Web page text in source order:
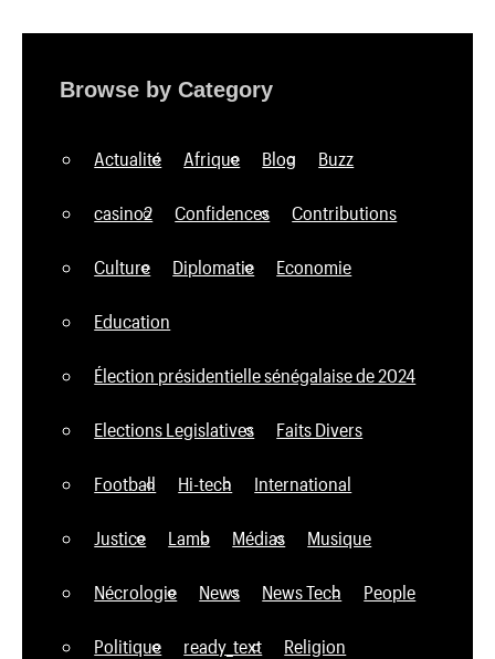
Browse by Category
Actualité Afrique Blog Buzz
casino2 Confidences Contributions
Culture Diplomatie Economie
Education
Élection présidentielle sénégalaise de 2024
Elections Legislatives Faits Divers
Football Hi-tech International
Justice Lamb Médias Musique
Nécrologie News News Tech People
Politique ready_text Religion